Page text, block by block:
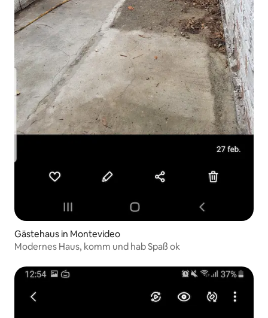
Gästehaus in Montevideo
Modernes Haus, komm und hab Spaß ok